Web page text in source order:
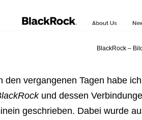
BlackRock –
den vergangenen Tagen habe
und dessen
geschrieben. Dabei wurde